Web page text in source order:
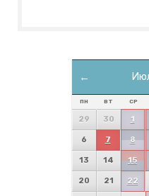
←
ПН ВТ СР
29 30 1
6 7 8
13 14 15
20 21 22